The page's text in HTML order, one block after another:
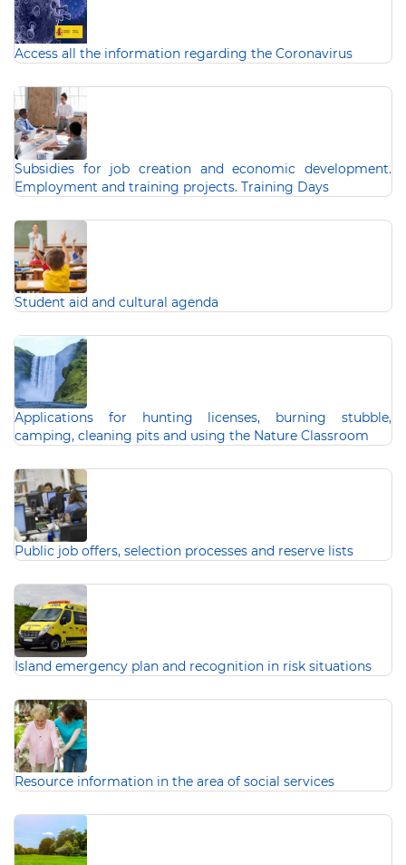
Access all the information regarding the Coronavirus
Subsidies for job creation and economic development.
Employment and training projects. Training Days
Student aid and cultural agenda
Applications for hunting licenses, burning stubble,
camping, cleaning pits and using the Nature Classroom
Public job offers, selection processes and reserve lists
Island emergency plan and recognition in risk situations
Resource information in the area of social services